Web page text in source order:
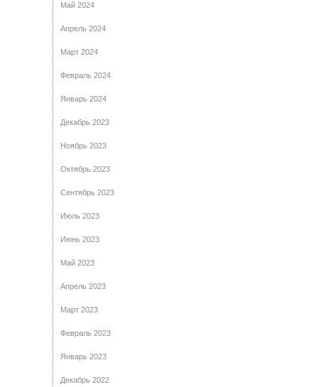
Май 2024
Апрель 2024
Март 2024
Февраль 2024
Январь 2024
Декабрь 2023
Ноябрь 2023
Октябрь 2023
Сентябрь 2023
Июль 2023
Июнь 2023
Май 2023
Апрель 2023
Март 2023
Февраль 2023
Январь 2023
Декабрь 2022